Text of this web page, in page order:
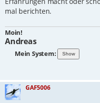
mal berichten.
Moin!
Andreas
Mein System:
GAF5006